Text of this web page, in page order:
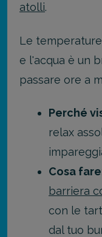
atolli.
Le temperature
e l'acqua è un
passare ore a
Perché
relax
Cosa
barriera
con le
dal tuo